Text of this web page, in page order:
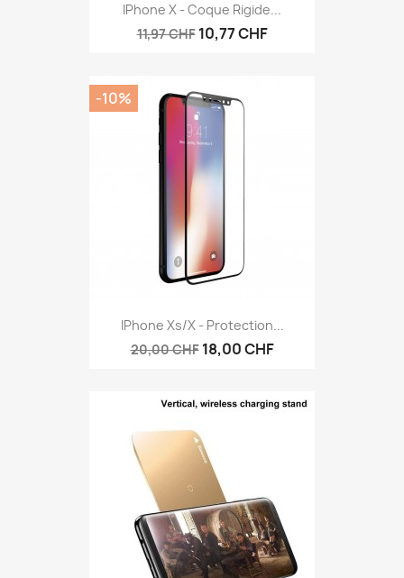
IPhone X - Coque Rigide...
11,97 CHF 10,77 CHF
IPhone Xs/X - Protection...
20,00 CHF 18,00 CHF
-10%